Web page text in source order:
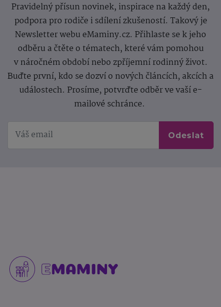
Pravidelný přísun novinek, inspirace na každý den,
podpora pro rodiče i sdílení zkušeností. Takový je
Newsletter webu eMaminy.cz. Přihlaste se k jeho
odběru a čtěte o tématech, které vám pomohou
v náročném období nebo zpříjemní rodinný život.
Buďte první, kdo se dozví o nových článcích, akcích a
událostech. Prosíme, potvrďte odběr ve vaší e-
mailové schránce.
Odeslat